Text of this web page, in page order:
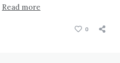
Read more
0